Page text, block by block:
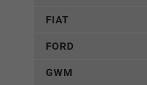
FIAT
FORD
GWM